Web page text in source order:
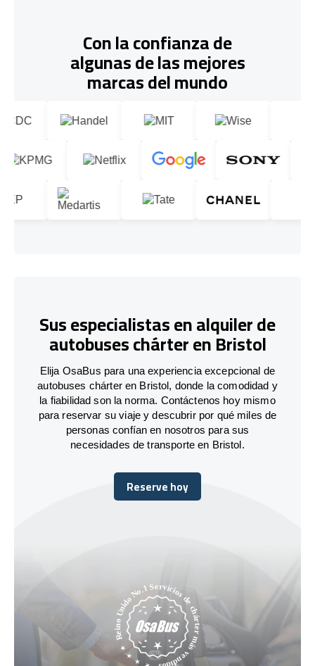
Con la confianza de
algunas de las mejores
marcas del mundo
Sus especialistas en alquiler de
autobuses chárter en Bristol
Elija OsaBus para una experiencia excepcional de
autobuses chárter en Bristol, donde la comodidad y
la fiabilidad son la norma. Contáctenos hoy mismo
para reservar su viaje y descubrir por qué miles de
personas confían en nosotros para sus
necesidades de transporte en Bristol.
Reserve hoy
Reserve hoy